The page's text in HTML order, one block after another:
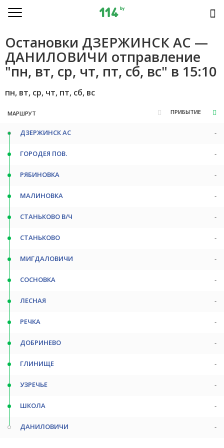
Остановки ДЗЕРЖИНСК АС —
ДАНИЛОВИЧИ отправление
"пн, вт, ср, чт, пт, сб, вс" в 15:10
пн, вт, ср, чт, пт, сб, вс
МАРШРУТ ПРИБЫТИЕ
ДЗЕРЖИНСК АС -
ГОРОДЕЯ ПОВ. -
РЯБИНОВКА -
МАЛИНОВКА -
СТАНЬКОВО В/Ч -
СТАНЬКОВО -
МИГДАЛОВИЧИ -
СОСНОВКА -
ЛЕСНАЯ -
РЕЧКА -
ДОБРИНЕВО -
ГЛИНИЩЕ -
УЗРЕЧЬЕ -
ШКОЛА -
ДАНИЛОВИЧИ -